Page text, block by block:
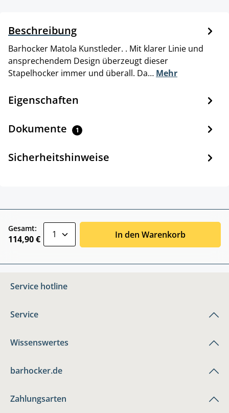
Beschreibung
Barhocker Matola Kunstleder. . Mit klarer Linie und
ansprechendem Design überzeugt dieser
Stapelhocker immer und überall. Da… Mehr
Eigenschaften
Dokumente 1
Sicherheitshinweise
Gesamt:
114,90 € In den Warenkorb
Service hotline
Service
Wissenswertes
barhocker.de
Zahlungsarten